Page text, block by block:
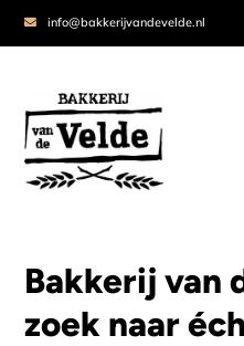
info@bakkerijvandevelde.nl
Bakkerij van
zoek naar